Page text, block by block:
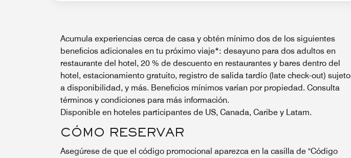
Acumula experiencias cerca de casa y obtén mínimo dos de los siguientes
beneficios adicionales en tu próximo viaje*: desayuno para dos adultos en
restaurante del hotel, 20 % de descuento en restaurantes y bares dentro del
hotel, estacionamiento gratuito, registro de salida tardío (late check-out) sujeto
a disponibilidad, y más. Beneficios mínimos varían por propiedad. Consulta
términos y condiciones para más información.
Disponible en hoteles participantes de US, Canada, Caribe y Latam.
CÓMO RESERVAR
Asegúrese de que el código promocional aparezca en la casilla de "Código